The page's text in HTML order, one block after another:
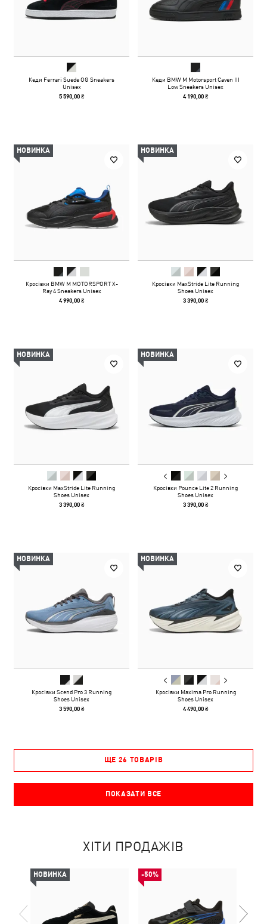
Кеди Ferrari Suede OG Sneakers
Unisex
5 590,00 ₴
Кеди BMW M Motorsport Caven III
Low Sneakers Unisex
4 190,00 ₴
НОВИНКА
Кросівки BMW M MOTORSPORT X-
Ray 4 Sneakers Unisex
4 990,00 ₴
НОВИНКА
Кросівки MaxStride Lite Running
Shoes Unisex
3 390,00 ₴
НОВИНКА
Кросівки MaxStride Lite Running
Shoes Unisex
3 390,00 ₴
НОВИНКА
Кросівки Pounce Lite 2 Running
Shoes Unisex
3 390,00 ₴
НОВИНКА
Кросівки Scend Pro 3 Running
Shoes Unisex
3 590,00 ₴
НОВИНКА
Кросівки Maxima Pro Running
Shoes Unisex
4 490,00 ₴
ЩЕ 26 ТОВАРІВ
ПОКАЗАТИ ВСЕ
ХІТИ ПРОДАЖІВ
НОВИНКА -50%